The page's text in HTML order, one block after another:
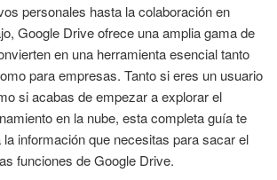
personales hasta la colaboración en
Google Drive ofrece una amplia gama de
en una herramienta esencial tanto
para empresas. Tanto si eres un usuario
si acabas de empezar a explorar el
en la nube, esta completa guía te
información que necesitas para sacar el
funciones de Google Drive.